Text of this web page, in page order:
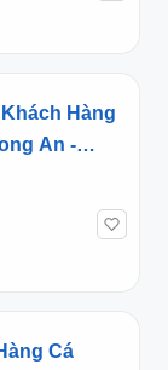
Hàng
An -
Cá